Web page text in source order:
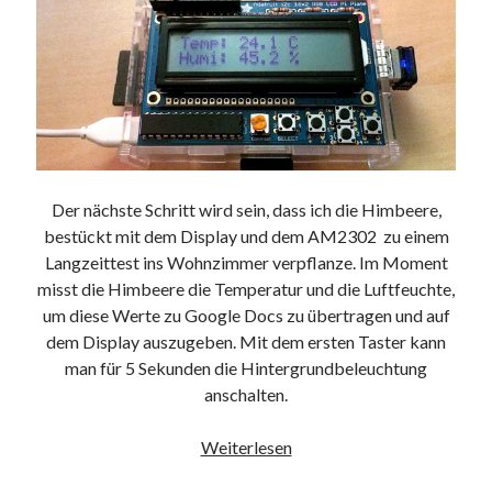
Web 2.0
Seiten
Running
RSS Feed
Arduino und BME 280
Der nächste Schritt wird sein, dass ich die Himbeere,
bestückt mit dem Display und dem AM2302 zu einem
Langzeittest ins Wohnzimmer verpflanze. Im Moment
misst die Himbeere die Temperatur und die Luftfeuchte,
um diese Werte zu Google Docs zu übertragen und auf
dem Display auszugeben. Mit dem ersten Taster kann
man für 5 Sekunden die Hintergrundbeleuchtung
anschalten.
WeiterlesenFreilandtest